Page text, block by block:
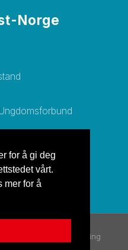
for å gi deg
vårt.
mer for å
Norge
Personvernerklæring